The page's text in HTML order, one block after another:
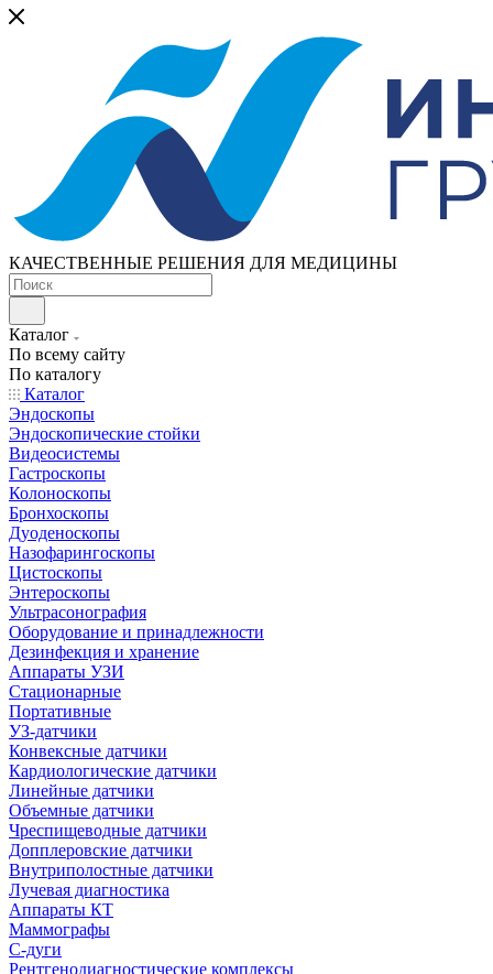
КАЧЕСТВЕННЫЕ РЕШЕНИЯ ДЛЯ МЕДИЦИНЫ
Каталог
По всему сайту
По каталогу
Каталог
Эндоскопы
Эндоскопические стойки
Видеосистемы
Гастроскопы
Колоноскопы
Бронхоскопы
Дуоденоскопы
Назофарингоскопы
Цистоскопы
Энтероскопы
Ультрасонография
Оборудование и принадлежности
Дезинфекция и хранение
Аппараты УЗИ
Стационарные
Портативные
УЗ-датчики
Конвексные датчики
Кардиологические датчики
Линейные датчики
Объемные датчики
Чреспищеводные датчики
Допплеровские датчики
Внутриполостные датчики
Лучевая диагностика
Аппараты КТ
Маммографы
С-дуги
Рентгенодиагностические комплексы